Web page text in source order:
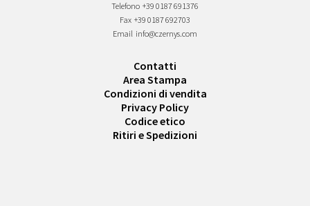
Telefono +39 0187 691376
Fax +39 0187 692703
Email info@czernys.com
Contatti
Area Stampa
Condizioni di vendita
Privacy Policy
Codice etico
Ritiri e Spedizioni